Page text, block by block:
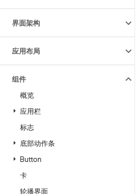
界面架构
应用布局
组件
概览
应用栏
标志
底部动作条
Button
卡
轮播界面